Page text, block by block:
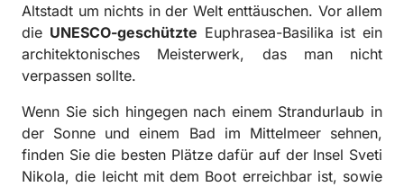
Altstadt um nichts in der Welt enttäuschen. Vor allem
die UNESCO-geschützte Euphrasea-Basilika ist ein
architektonisches Meisterwerk, das man nicht
verpassen sollte.
Wenn Sie sich hingegen nach einem Strandurlaub in
der Sonne und einem Bad im Mittelmeer sehnen,
finden Sie die besten Plätze dafür auf der Insel Sveti
Nikola, die leicht mit dem Boot erreichbar ist, sowie